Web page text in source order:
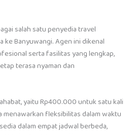
salah satu penyedia travel
Banyuwangi. Agen ini dikenal
serta fasilitas yang lengkap,
terasa nyaman dan
yaitu Rp400.000 untuk satu kali
menawarkan fleksibilitas dalam waktu
dalam empat jadwal berbeda,